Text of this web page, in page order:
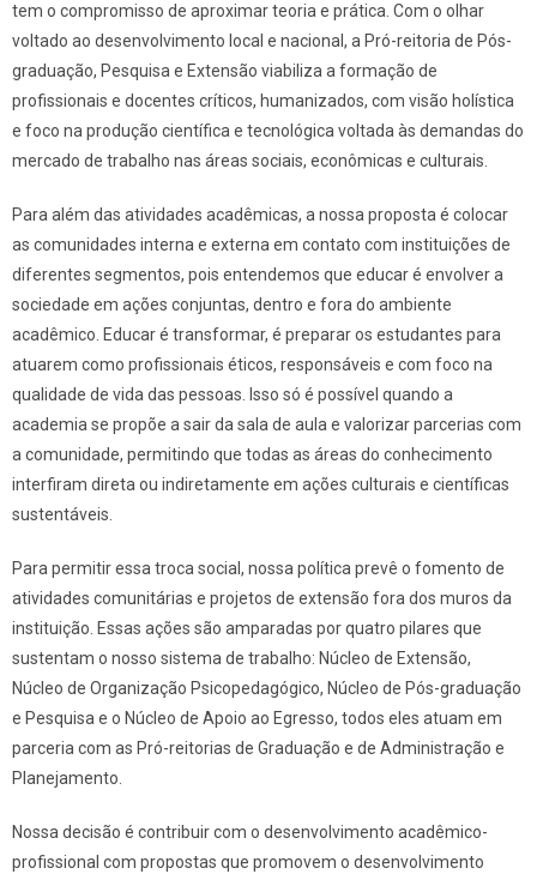
tem o compromisso de aproximar teoria e prática. Com o olhar
voltado ao desenvolvimento local e nacional, a Pró-reitoria de Pós-
graduação, Pesquisa e Extensão viabiliza a formação de
profissionais e docentes críticos, humanizados, com visão holística
e foco na produção científica e tecnológica voltada às demandas do
mercado de trabalho nas áreas sociais, econômicas e culturais.
Para além das atividades acadêmicas, a nossa proposta é colocar
as comunidades interna e externa em contato com instituições de
diferentes segmentos, pois entendemos que educar é envolver a
sociedade em ações conjuntas, dentro e fora do ambiente
acadêmico. Educar é transformar, é preparar os estudantes para
atuarem como profissionais éticos, responsáveis e com foco na
qualidade de vida das pessoas. Isso só é possível quando a
academia se propõe a sair da sala de aula e valorizar parcerias com
a comunidade, permitindo que todas as áreas do conhecimento
interfiram direta ou indiretamente em ações culturais e científicas
sustentáveis.
Para permitir essa troca social, nossa política prevê o fomento de
atividades comunitárias e projetos de extensão fora dos muros da
instituição. Essas ações são amparadas por quatro pilares que
sustentam o nosso sistema de trabalho: Núcleo de Extensão,
Núcleo de Organização Psicopedagógico, Núcleo de Pós-graduação
e Pesquisa e o Núcleo de Apoio ao Egresso, todos eles atuam em
parceria com as Pró-reitorias de Graduação e de Administração e
Planejamento.
Nossa decisão é contribuir com o desenvolvimento acadêmico-
profissional com propostas que promovem o desenvolvimento